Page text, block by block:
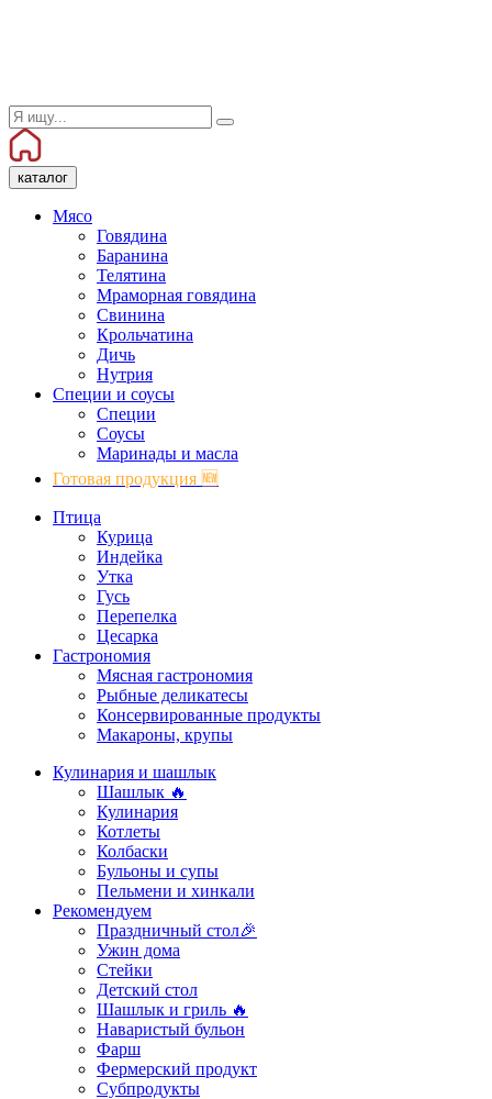
каталог
Мясо
Говядина
Баранина
Телятина
Мраморная говядина
Свинина
Крольчатина
Дичь
Нутрия
Специи и соусы
Специи
Соусы
Маринады и масла
Готовая продукция 🆕
Птица
Курица
Индейка
Утка
Гусь
Перепелка
Цесарка
Гастрономия
Мясная гастрономия
Рыбные деликатесы
Консервированные продукты
Макароны, крупы
Кулинария и шашлык
Шашлык 🔥
Кулинария
Котлеты
Колбаски
Бульоны и супы
Пельмени и хинкали
Рекомендуем
Праздничный стол🎉
Ужин дома
Стейки
Детский стол
Шашлык и гриль 🔥
Наваристый бульон
Фарш
Фермерский продукт
Субпродукты